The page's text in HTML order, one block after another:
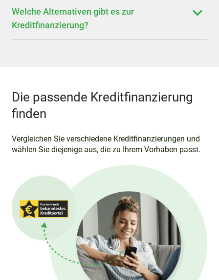
Welche Alternativen gibt es zur
Kreditfinanzierung?
Die passende Kreditfinanzierung
finden
Vergleichen Sie verschiedene Kreditfinanzierungen und
wählen Sie diejenige aus, die zu Ihrem Vorhaben passt.